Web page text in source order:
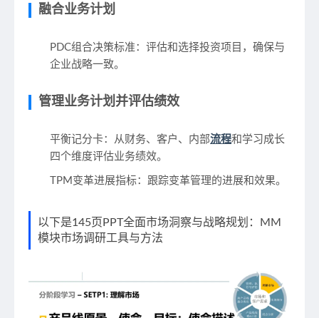
融合业务计划
PDC组合决策标准：评估和选择投资项目，确保与
企业战略一致。
管理业务计划并评估绩效
平衡记分卡：从财务、客户、内部流程和学习成长
四个维度评估业务绩效。
TPM变革进展指标：跟踪变革管理的进展和效果。
以下是145页PPT全面市场洞察与战略规划：MM
模块市场调研工具与方法